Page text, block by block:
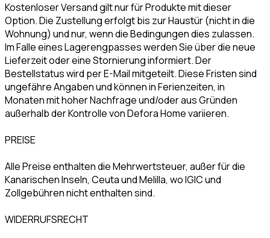
Kostenloser Versand gilt nur für Produkte mit dieser
Option. Die Zustellung erfolgt bis zur Haustür (nicht in die
Wohnung) und nur, wenn die Bedingungen dies zulassen.
Im Falle eines Lagerengpasses werden Sie über die neue
Lieferzeit oder eine Stornierung informiert. Der
Bestellstatus wird per E-Mail mitgeteilt. Diese Fristen sind
ungefähre Angaben und können in Ferienzeiten, in
Monaten mit hoher Nachfrage und/oder aus Gründen
außerhalb der Kontrolle von Defora Home variieren.
PREISE
Alle Preise enthalten die Mehrwertsteuer, außer für die
Kanarischen Inseln, Ceuta und Melilla, wo IGIC und
Zollgebühren nicht enthalten sind.
WIDERRUFSRECHT